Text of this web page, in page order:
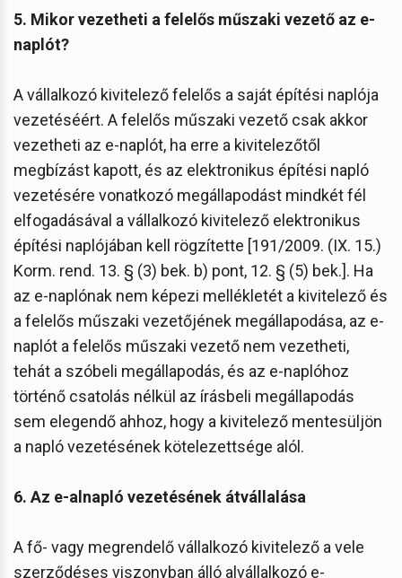
5. Mikor vezetheti a felelős műszaki vezető az e-
naplót?
A vállalkozó kivitelező felelős a saját építési naplója
vezetéséért. A felelős műszaki vezető csak akkor
vezetheti az e-naplót, ha erre a kivitelezőtől
megbízást kapott, és az elektronikus építési napló
vezetésére vonatkozó megállapodást mindkét fél
elfogadásával a vállalkozó kivitelező elektronikus
építési naplójában kell rögzítette [191/2009. (IX. 15.)
Korm. rend. 13. § (3) bek. b) pont, 12. § (5) bek.]. Ha
az e-naplónak nem képezi mellékletét a kivitelező és
a felelős műszaki vezetőjének megállapodása, az e-
naplót a felelős műszaki vezető nem vezetheti,
tehát a szóbeli megállapodás, és az e-naplóhoz
történő csatolás nélkül az írásbeli megállapodás
sem elegendő ahhoz, hogy a kivitelező mentesüljön
a napló vezetésének kötelezettsége alól.
6. Az e-alnapló vezetésének átvállalása
A fő- vagy megrendelő vállalkozó kivitelező a vele
szerződéses viszonyban álló alvállalkozó e-